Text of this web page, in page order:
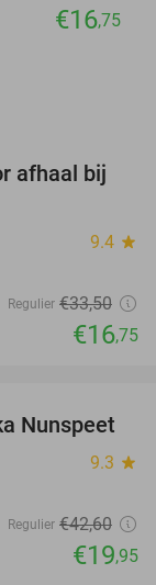
€16,75
50%
afhaal bij
9.4 star
Regulier €33,50
€16,75
53%
Nunspeet
9.3 star
Regulier €42,60
€19,95